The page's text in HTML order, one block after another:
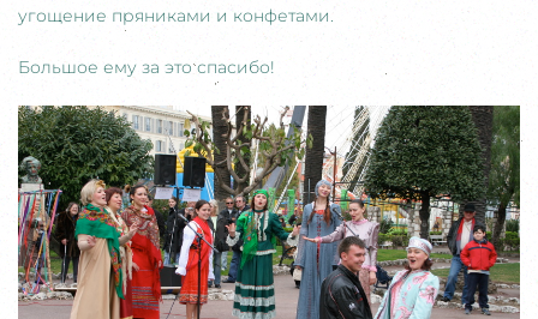
угощение пряниками и конфетами.
Большое ему за это спасибо!